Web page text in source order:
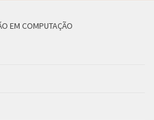
EM COMPUTAÇÃO